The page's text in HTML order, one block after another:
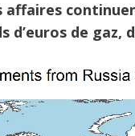
d’euros de gaz,